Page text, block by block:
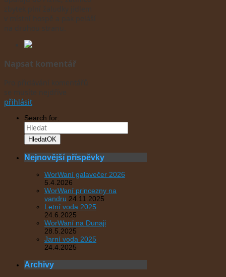
Napsat komentář
přihlásit
Search for:
HledatOK
Nejnovější příspěvky
WorWaní galavečer 2026
5.4.2026
WorWaní princezny na
vandru 24.11.2025
Letní voda 2025
24.6.2025
WorWaní na Dunaji
28.5.2025
Jarní voda 2025
24.4.2025
Archivy